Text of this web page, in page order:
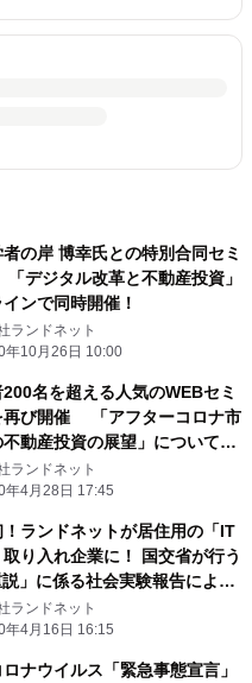
の岸 博幸氏との特別合同セミ
デジタル改革と不動産投資」
ンで同時開催！
ランドネット
年10月26日 10:00
名を超える人気のWEBセミ
再び開催 「アフターコロナ市
動産投資の展望」について対
ランドネット
年4月28日 17:45
！ランドネットが居住用の「IT
り入れ企業に！ 国交省が行う
説」に係る社会実験報告により
ランドネット
年4月16日 16:15
ナウイルス「緊急事態宣言」